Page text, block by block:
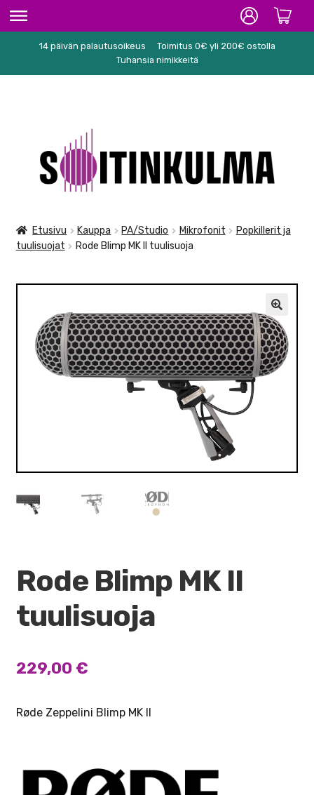
ETUSIVU
KARAOKE
NUOTIT
TARVIKKEET
SEKALAISET
KÄYTETYT
14 päivän palautusoikeus
Toimitus 0€ yli 200€ ostolla
Tuhansia nimikkeitä
navigointiin
sisältöön
Etusivu Kauppa PA/Studio Mikrofonit
Popkillerit ja
tuulisuojat
Rode Blimp MK II tuulisuoja
🔍
Rode Blimp MK II
tuulisuoja
229,00 €
Røde Zeppelini Blimp MK II